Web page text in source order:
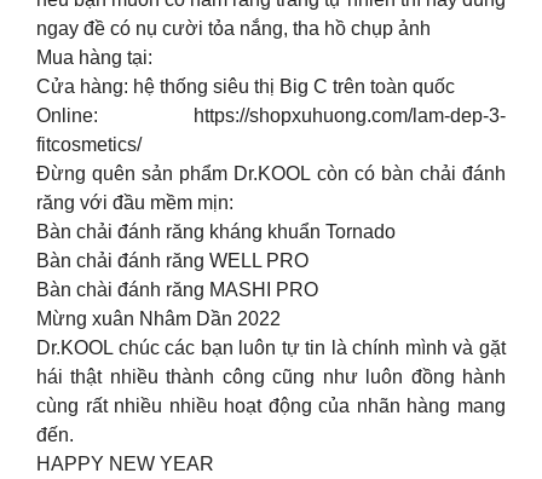
ngay đề có nụ cười tỏa nắng, tha hồ chụp ảnh
Mua hàng tại:
Cửa hàng: hệ thống siêu thị Big C trên toàn quốc
Online: https://shopxuhuong.com/lam-dep-3-
fitcosmetics/
Đừng quên sản phẩm Dr.KOOL còn có bàn chải đánh
răng với đầu mềm mịn:
Bàn chải đánh răng kháng khuẩn Tornado
Bàn chải đánh răng WELL PRO
Bàn chài đánh răng MASHI PRO
Mừng xuân Nhâm Dần 2022
Dr.KOOL chúc các bạn luôn tự tin là chính mình và gặt
hái thật nhiều thành công cũng như luôn đồng hành
cùng rất nhiều nhiều hoạt động của nhãn hàng mang
đến.
HAPPY NEW YEAR